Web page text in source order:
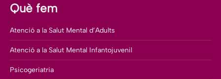
Què fem
Atenció a la Salut Mental d’Adults
Atenció a la Salut Mental Infantojuvenil
Psicogeriatria